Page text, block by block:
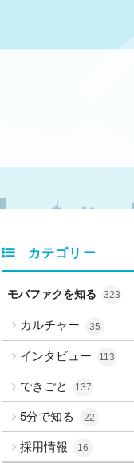
カテゴリー
モバファクを知る 323
カルチャー 35
インタビュー 113
できごと 137
5分で知る 22
採用情報 16